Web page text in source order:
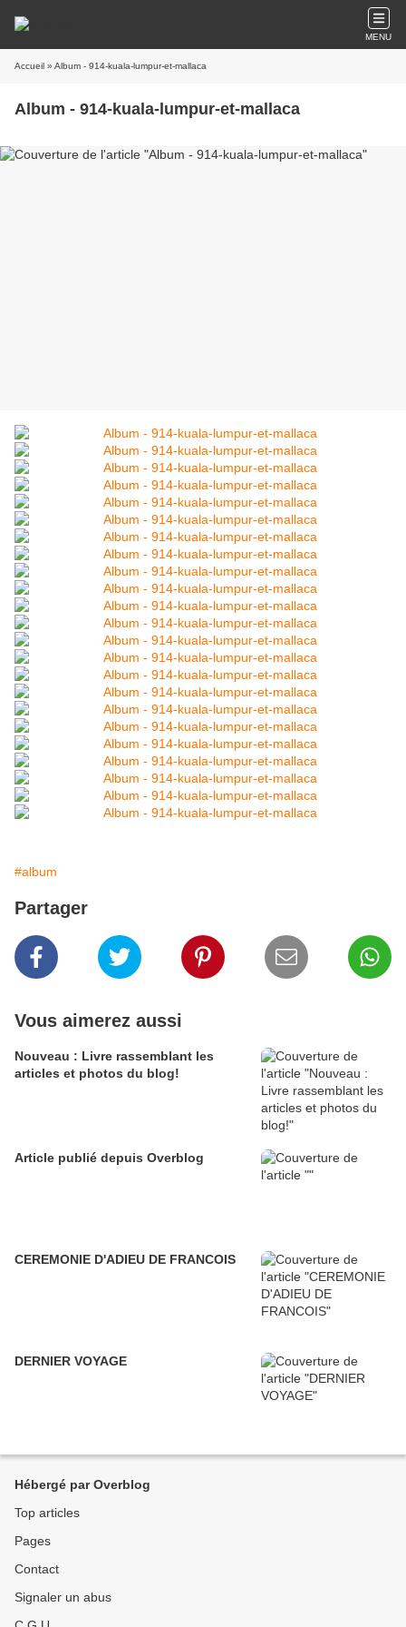
MENU
Accueil » Album - 914-kuala-lumpur-et-mallaca
Album - 914-kuala-lumpur-et-mallaca
#album
Partager
Vous aimerez aussi
Nouveau : Livre rassemblant les
articles et photos du blog!
Article publié depuis Overblog
CEREMONIE D'ADIEU DE FRANCOIS
DERNIER VOYAGE
Hébergé par Overblog
Top articles
Pages
Contact
Signaler un abus